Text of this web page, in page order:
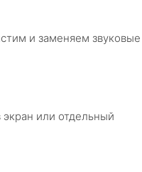
и заменяем звуковые
или отдельный